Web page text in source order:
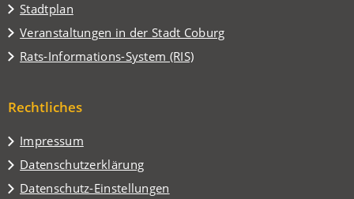
Stadtplan
(Öffnet
in
einem
neuen
Veranstaltungen in der Stadt Coburg
(Öffnet
in
einem
Tab)
Rats-Informations-System (RIS)
(Öffnet
neuen
Rechtliches
Impressum
Datenschutzerklärung
Datenschutz-Einstellungen